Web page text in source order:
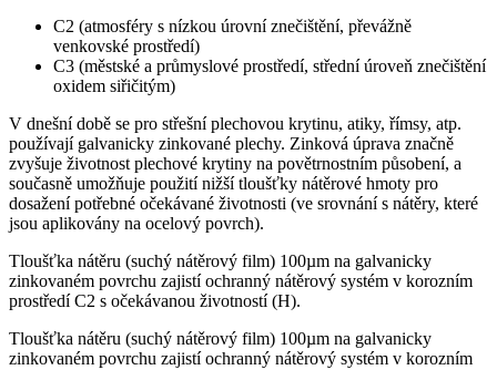
C2 (atmosféry s nízkou úrovní znečištění, převážně
venkovské prostředí)
C3 (městské a průmyslové prostředí, střední úroveň znečištění
oxidem siřičitým)
V dnešní době se pro střešní plechovou krytinu, atiky, římsy, atp.
používají galvanicky zinkované plechy. Zinková úprava značně
zvyšuje životnost plechové krytiny na povětrnostním působení, a
současně umožňuje použití nižší tloušťky nátěrové hmoty pro
dosažení potřebné očekávané životnosti (ve srovnání s nátěry, které
jsou aplikovány na ocelový povrch).
Tloušťka nátěru (suchý nátěrový film) 100µm na galvanicky
zinkovaném povrchu zajistí ochranný nátěrový systém v korozním
prostředí C2 s očekávanou životností (H).
Tloušťka nátěru (suchý nátěrový film) 100µm na galvanicky
zinkovaném povrchu zajistí ochranný nátěrový systém v korozním